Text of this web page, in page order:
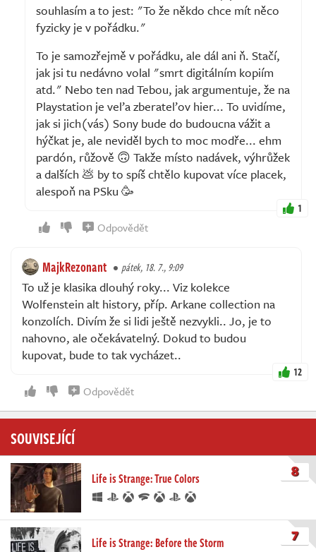
souhlasím a to jest: "To že někdo chce mít něco
fyzicky je v pořádku."
To je samozřejmě v pořádku, ale dál ani ň. Stačí,
jak jsi tu nedávno volal "smrt digitálním kopiím
atd." Nebo ten nad Tebou, jak argumentuje, že na
Playstation je veľa zberateľov hier... To uvidíme,
jak si jich(vás) Sony bude do budoucna vážit a
hýčkat je, ale neviděl bych to moc modře... ehm
pardón, růžově 🙃 Takže místo nadávek, výhrůžek
a dalších 💩 by to spíš chtělo kupovat více placek,
alespoň na PSku 🥳
1
Odpovědět
MajkRezonant pátek, 18. 7., 9:09
To už je klasika dlouhý roky... Viz kolekce
Wolfenstein alt history, příp. Arkane collection na
konzolích. Divím že si lidi ještě nezvykli.. Jo, je to
nahovno, ale očekávatelný. Dokud to budou
kupovat, bude to tak vycházet..
12
Odpovědět
SOUVISEJÍCÍ
Life is Strange: True Colors 8
Life is Strange: Before the Storm 7